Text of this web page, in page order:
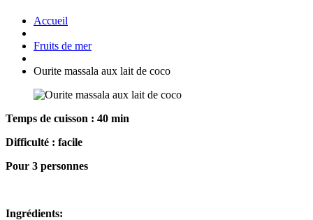
Accueil
Fruits de mer
Ourite massala aux lait de coco
Temps de cuisson : 40 min
Difficulté : facile
Pour 3 personnes
Ingrédients: